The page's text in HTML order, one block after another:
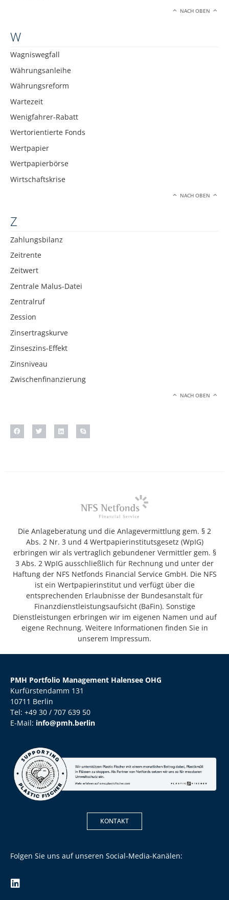
NACH OBEN
W
Wagniswegfall
Währungsanleihe
Währungsreform
Wartezeit
Wenigfahrer-Rabatt
Wertorientierte Fonds
Wertpapier
Wertpapierbörse
Wirtschaftskrise
NACH OBEN
Z
Zahlungsbilanz
Zeitrente
Zeitwert
Zentrale Malus-Datei
Zentralruf
Zession
Zinsertragskurve
Zinseszins-Effekt
Zinsniveau
Zwischenfinanzierung
NACH OBEN
Die Anlageberatung und die Anlagevermittlung gem. § 2
Abs. 2 Nr. 3 und 4 Wertpapierinstitutsgesetz (WpIG)
erbringen wir als vertraglich gebundener Vermittler gem. §
3 Abs. 2 WpIG ausschließlich für Rechnung und unter der
Haftung der NFS Netfonds Financial Service GmbH. Die NFS
ist ein Wertpapierinstitut und verfügt über die
entsprechenden Erlaubnisse der Bundesanstalt für
Finanzdienstleistungsaufsicht (BaFin). Sonstige
Dienstleistungen erbringen wir im eigenen Namen und auf
eigene Rechnung. Weitere Informationen finden Sie in
unserem Impressum.
PMH Portfolio Management Halensee OHG
Kurfürstendamm 131
10711 Berlin
Tel: +49 30 / 707 639 50
E-Mail: info@pmh.berlin
KONTAKT
Folgen Sie uns auf unseren Social-Media-Kanälen: